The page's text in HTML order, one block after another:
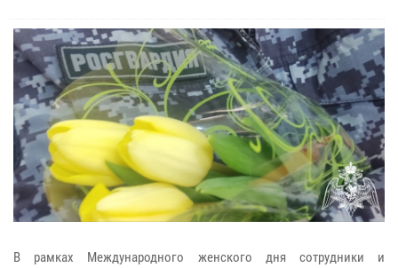
В рамках Международного женского дня сотрудники и